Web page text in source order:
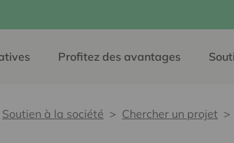
Profitez des avantages
Soutien à la société Chercher un projet